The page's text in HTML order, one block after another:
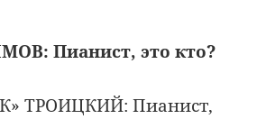
Пианист, это кто?
ТРОИЦКИЙ: Пианист,